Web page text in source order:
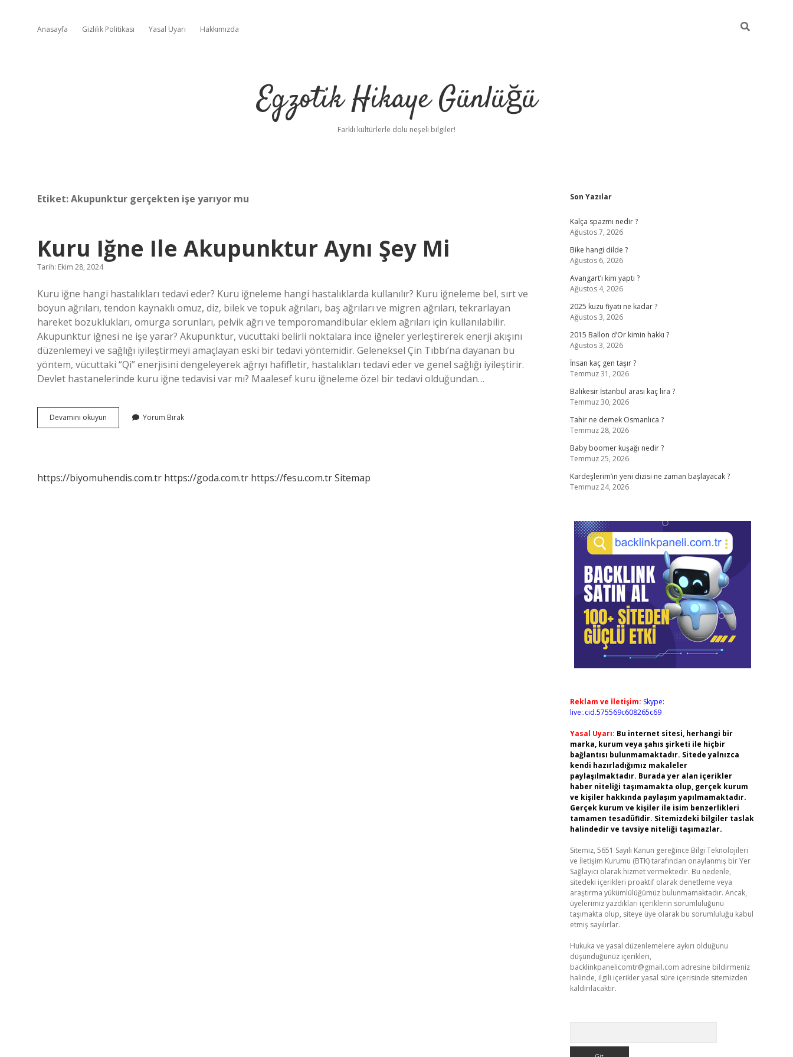
Anasayfa Gizlilik Politikası Yasal Uyarı Hakkımızda
Egzotik Hikaye Günlüğü
Farklı kültürlerle dolu neşeli bilgiler!
Etiket:Akupunktur gerçekten işe yarıyor mu
Kuru Iğne Ile Akupunktur Aynı Şey Mi
Tarih: Ekim 28, 2024
Kuru iğne hangi hastalıkları tedavi eder? Kuru iğneleme hangi hastalıklarda kullanılır? Kuru iğneleme bel, sırt ve
boyun ağrıları, tendon kaynaklı omuz, diz, bilek ve topuk ağrıları, baş ağrıları ve migren ağrıları, tekrarlayan
hareket bozuklukları, omurga sorunları, pelvik ağrı ve temporomandibular eklem ağrıları için kullanılabilir.
Akupunktur iğnesi ne işe yarar? Akupunktur, vücuttaki belirli noktalara ince iğneler yerleştirerek enerji akışını
düzenlemeyi ve sağlığı iyileştirmeyi amaçlayan eski bir tedavi yöntemidir. Geleneksel Çin Tıbbı’na dayanan bu
yöntem, vücuttaki “Qi” enerjisini dengeleyerek ağrıyı hafifletir, hastalıkları tedavi eder ve genel sağlığı iyileştirir.
Devlet hastanelerinde kuru iğne tedavisi var mı? Maalesef kuru iğneleme özel bir tedavi olduğundan…
Devamını okuyun
Iğne
Mi
Yorum Bırak
https://biyomuhendis.com.tr https://goda.com.tr https://fesu.com.trSitemap
Sidebar
Son Yazılar
Kalça spazmı nedir ?
Ağustos 7, 2026
Bike hangi dilde ?
Ağustos 6, 2026
Avangart’ı kim yaptı ?
Ağustos 4, 2026
2025 kuzu fiyatı ne kadar ?
Ağustos 3, 2026
2015 Ballon d’Or kimin hakkı ?
Ağustos 3, 2026
İnsan kaç gen taşır ?
Temmuz 31, 2026
Balıkesir İstanbul arası kaç lira ?
Temmuz 30, 2026
Tahir ne demek Osmanlıca ?
Temmuz 28, 2026
Baby boomer kuşağı nedir ?
Temmuz 25, 2026
Kardeşlerim’in yeni dizisi ne zaman başlayacak ?
Temmuz 24, 2026
Reklam ve İletişim: Skype:
live:.cid.575569c608265c69
Yasal Uyarı: Bu internet sitesi, herhangi bir
marka, kurum veya şahıs şirketi ile hiçbir
bağlantısı bulunmamaktadır. Sitede yalnızca
kendi hazırladığımız makaleler
paylaşılmaktadır. Burada yer alan içerikler
haber niteliği taşımamakta olup, gerçek kurum
ve kişiler hakkında paylaşım yapılmamaktadır.
Gerçek kurum ve kişiler ile isim benzerlikleri
tamamen tesadüfidir. Sitemizdeki bilgiler taslak
halindedir ve tavsiye niteliği taşımazlar.
Sitemiz, 5651 Sayılı Kanun gereğince Bilgi Teknolojileri
ve İletişim Kurumu (BTK) tarafından onaylanmış bir Yer
Sağlayıcı olarak hizmet vermektedir. Bu nedenle,
sitedeki içerikleri proaktif olarak denetleme veya
araştırma yükümlülüğümüz bulunmamaktadır. Ancak,
üyelerimiz yazdıkları içeriklerin sorumluluğunu
taşımakta olup, siteye üye olarak bu sorumluluğu kabul
etmiş sayılırlar.
Hukuka ve yasal düzenlemelere aykırı olduğunu
düşündüğünüz içerikleri,
backlinkpanelicomtr@gmail.com adresine bildirmeniz
halinde, ilgili içerikler yasal süre içerisinde sitemizden
kaldırılacaktır.